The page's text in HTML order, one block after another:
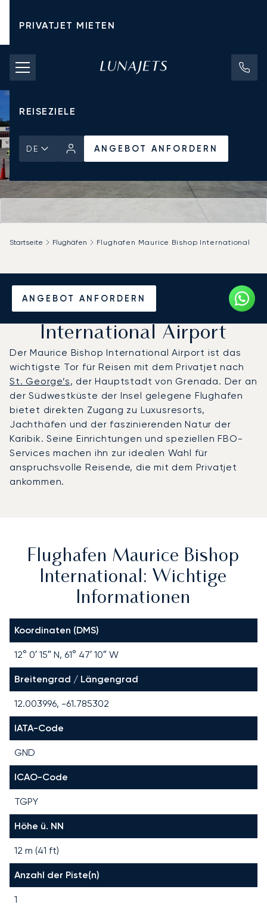
PRIVATJET MIETEN
CHARTERPREISE
PRIVATJETS
REISEZIELE
DE ANGEBOT ANFORDERN
ANGEBOT ANFORDERN
Startseite Flughäfen Flughafen Maurice Bishop International
Privatjet chartern zum
Maurice Bishop
International Airport
Der Maurice Bishop International Airport ist das
wichtigste Tor für Reisen mit dem Privatjet nach
St. George’s, der Hauptstadt von Grenada. Der an
der Südwestküste der Insel gelegene Flughafen
bietet direkten Zugang zu Luxusresorts,
Jachthäfen und der faszinierenden Natur der
Karibik. Seine Einrichtungen und speziellen FBO-
Services machen ihn zur idealen Wahl für
anspruchsvolle Reisende, die mit dem Privatjet
ankommen.
Flughafen Maurice Bishop
International: Wichtige
Informationen
Koordinaten (DMS)
12° 0′ 15″ N, 61° 47′ 10″ W
Breitengrad / Längengrad
12.003996, -61.785302
IATA-Code
GND
ICAO-Code
TGPY
Höhe ü. NN
12 m (41 ft)
Anzahl der Piste(n)
1